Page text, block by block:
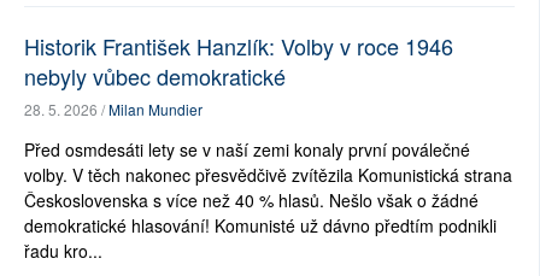
Historik František Hanzlík: Volby v roce 1946
nebyly vůbec demokratické
28. 5. 2026 /Milan Mundier
Před osmdesáti lety se v naší zemi konaly první poválečné
volby. V těch nakonec přesvědčivě zvítězila Komunistická strana
Československa s více než 40 % hlasů. Nešlo však o žádné
demokratické hlasování! Komunisté už dávno předtím podnikli
řadu kro...